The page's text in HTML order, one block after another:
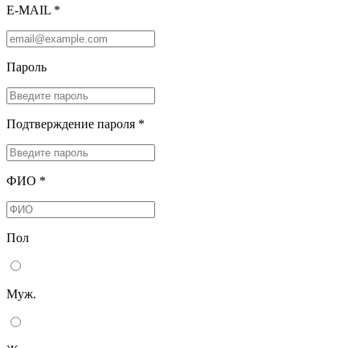
E-MAIL *
Пароль
Подтверждение пароля *
ФИО *
Пол
Муж.